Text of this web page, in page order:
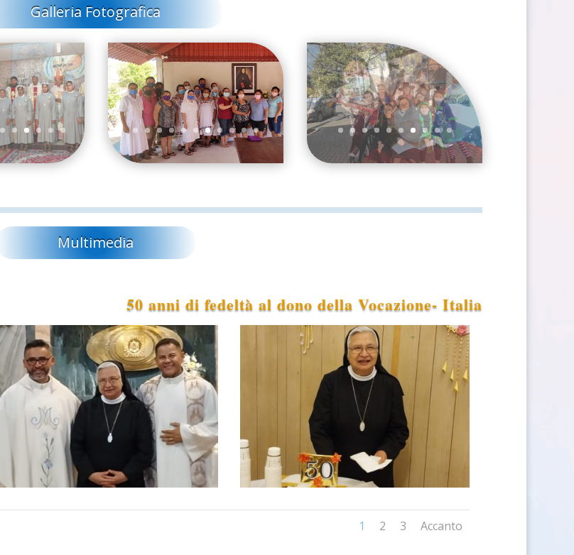
Galleria Fotografica
Multimedia
50 anni di fedeltà al dono della Vocazione- Italia
1 2 3 Accanto